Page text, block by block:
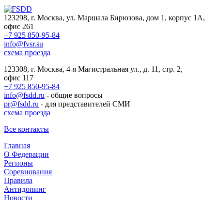
123298, г. Москва, ул. Маршала Бирюзова, дом 1, корпус 1А,
офис 261
+7 925 850-95-84
info@fvsr.su
схема проезда
123308, г. Москва, 4-я Магистральная ул., д. 11, стр. 2,
офис 117
+7 925 850-95-84
info@fsdd.ru - общие вопросы
pr@fsdd.ru - для представителей СМИ
схема проезда
Все контакты
Главная
О Федерации
Регионы
Соревнования
Правила
Антидопинг
Новости